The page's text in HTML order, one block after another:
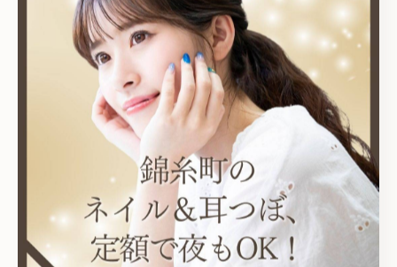
関連タグ
#グラデーション #錦糸町
カテゴリー Categories
全てのカテゴリー
耳つぼ